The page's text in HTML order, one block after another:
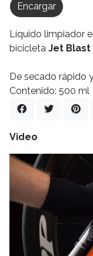
Encargar
Líquido limpiador
bicicleta Jet
De secado rápido
Contenido: 500 ml
Video